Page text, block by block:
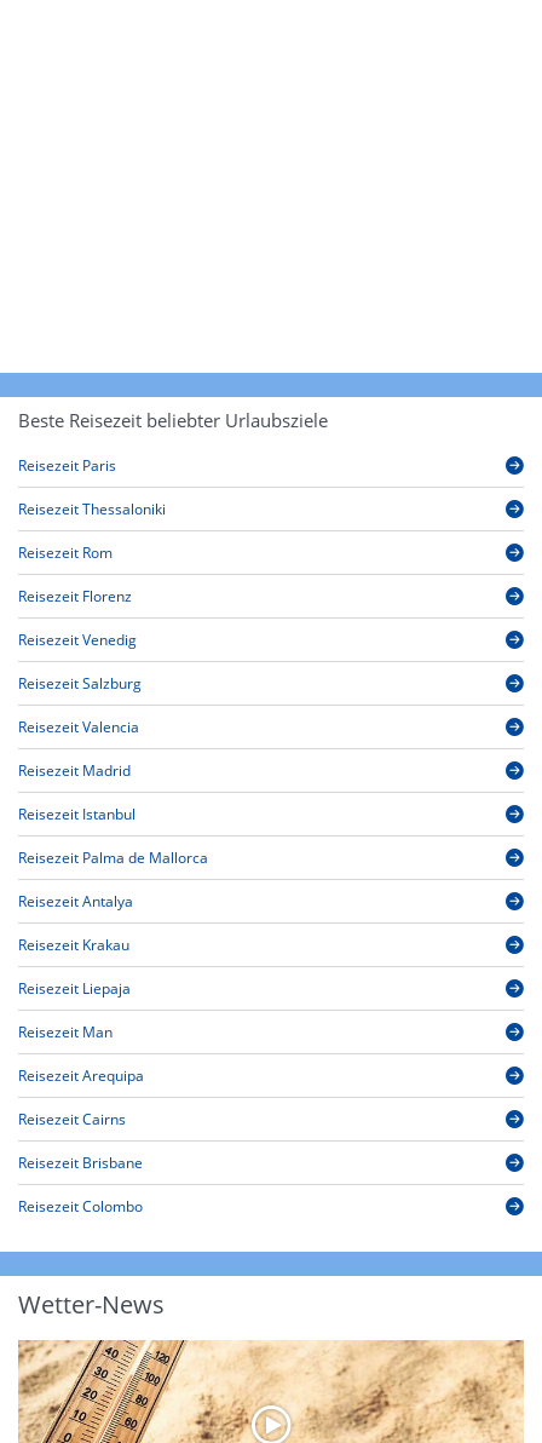
Beste Reisezeit beliebter Urlaubsziele
Reisezeit Paris
Reisezeit Thessaloniki
Reisezeit Rom
Reisezeit Florenz
Reisezeit Venedig
Reisezeit Salzburg
Reisezeit Valencia
Reisezeit Madrid
Reisezeit Istanbul
Reisezeit Palma de Mallorca
Reisezeit Antalya
Reisezeit Krakau
Reisezeit Liepaja
Reisezeit Man
Reisezeit Arequipa
Reisezeit Cairns
Reisezeit Brisbane
Reisezeit Colombo
Wetter-News